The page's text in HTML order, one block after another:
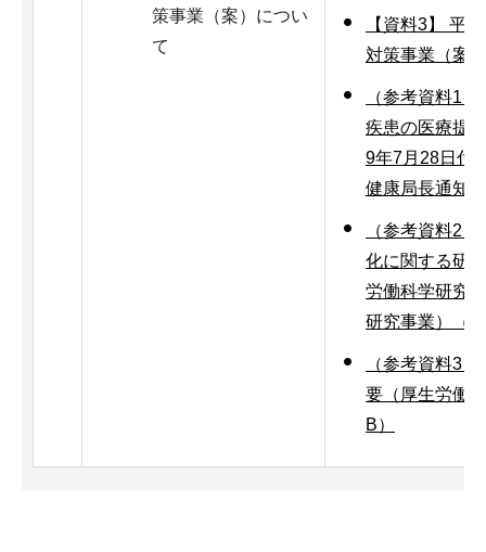
策事業（案）につい
て
【資料3】 平
対策事業（案
（参考資料1
疾患の医療提
9年7月28日付
健康局長通知
（参考資料2
化に関する研
労働科学研究
研究事業）（
（参考資料3
要（厚生労働
B）